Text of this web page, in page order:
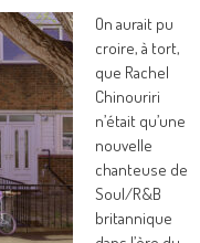
On aurait pu
croire, à tort,
que Rachel
Chinouriri
n’était qu’une
nouvelle
chanteuse de
Soul/R&B
britannique